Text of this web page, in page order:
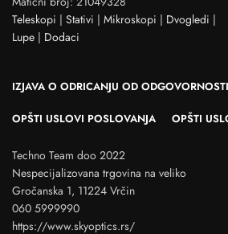
Teleskopi | Stativi | Mikroskopi | Dvogledi |
Lupe | Dodaci
IZJAVA O ODRICANJU OD ODGOVORNOSTI
OPŠTI USLOVI POSLOVANJA OPŠTI
Techno Team doo 2022
Nespecijalizovana trgovina na veliko
Gročanska 1, 11224 Vrčin
060 5999990
https://www.skyoptics.rs/